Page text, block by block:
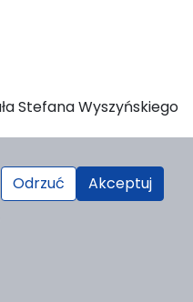
Stefana Wyszyńskiego
PKP
Odrzuć Akceptuj